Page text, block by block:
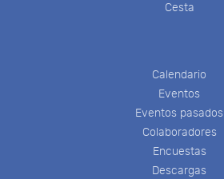
Cesta
Calendario
Eventos
Eventos pasados
Colaboradores
Encuestas
Descargas